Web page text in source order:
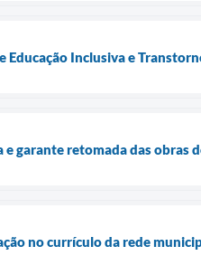
Inclusiva e
garante retomada das obras
no currículo da rede